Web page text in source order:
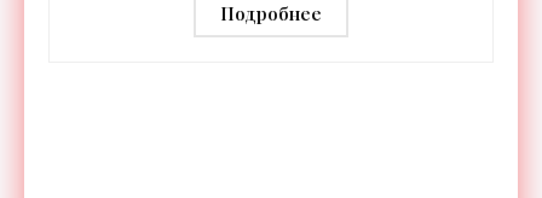
«Роботы»
Подробнее